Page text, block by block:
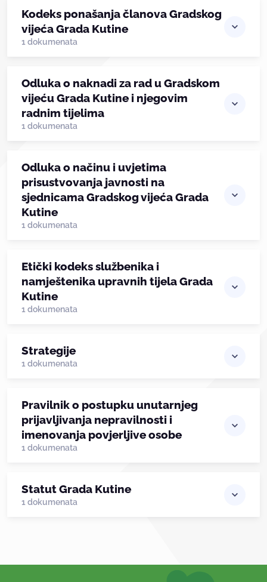
Kodeks ponašanja članova Gradskog
vijeća Grada Kutine
1 dokumenata
Odluka o naknadi za rad u Gradskom
vijeću Grada Kutine i njegovim
radnim tijelima
1 dokumenata
Odluka o načinu i uvjetima
prisustvovanja javnosti na
sjednicama Gradskog vijeća Grada
Kutine
1 dokumenata
Etički kodeks službenika i
namještenika upravnih tijela Grada
Kutine
1 dokumenata
Strategije
1 dokumenata
Pravilnik o postupku unutarnjeg
prijavljivanja nepravilnosti i
imenovanja povjerljive osobe
1 dokumenata
Statut Grada Kutine
1 dokumenata